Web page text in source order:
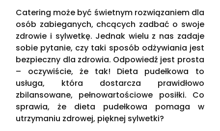
Catering może być świetnym rozwiązaniem dla
osób zabieganych, chcących zadbać o swoje
zdrowie i sylwetkę. Jednak wielu z nas zadaje
sobie pytanie, czy taki sposób odżywiania jest
bezpieczny dla zdrowia. Odpowiedź jest prosta
– oczywiście, że tak! Dieta pudełkowa to
usługa, która dostarcza prawidłowo
zbilansowane, pełnowartościowe posiłki. Co
sprawia, że dieta pudełkowa pomaga w
utrzymaniu zdrowej, pięknej sylwetki?